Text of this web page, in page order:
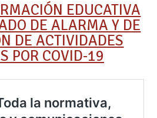
EDUCATIVA
DE ALARMA Y DE
DE ACTIVIDADES
POR COVID-19